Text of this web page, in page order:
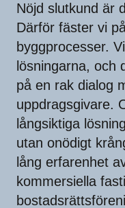
Nöjd slutkund är
Därför fäster vi
byggprocesser.
lösningarna, och
på en rak dialog
uppdragsgivare.
långsiktiga
utan onödigt
lång erfarenhet
kommersiella